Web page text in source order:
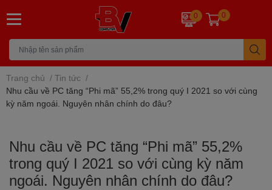
0 0
Trang chủ / Tin tức /
Nhu cầu về PC tăng “Phi mã” 55,2% trong quý I 2021 so với cùng
kỳ năm ngoái. Nguyên nhân chính do đâu?
Nhu cầu về PC tăng “Phi mã” 55,2%
trong quý I 2021 so với cùng kỳ năm
ngoái. Nguyên nhân chính do đâu?